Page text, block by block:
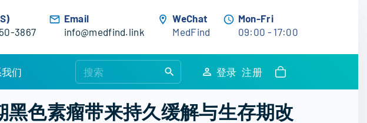
3867
Email
info@medfind.link
WeChat
MedFind
Mon-Fri
09:00 - 17:00
们
e
r
登录 注册
色素瘤带来持久缓解与生存期改